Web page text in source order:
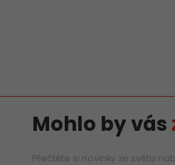
Mohlo by vás
Přečtěte si novinky ze světa